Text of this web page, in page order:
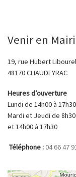
Venir en
19, rue Hubert Libourel
48170 CHAUDEYRAC
Heures d’ouverture
Lundi de 14h00 à 17h30
Mardi et Jeudi de
et 14h00 à 17h30
Téléphone :04 66 47